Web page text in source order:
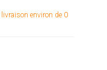
environ de 0